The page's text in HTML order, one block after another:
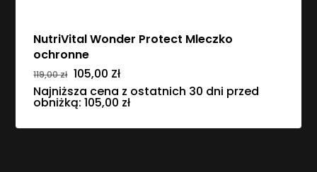
NutriVital Wonder Protect Mleczko
ochronne
119,00zł Pierwotna
cena
wynosiła:
119,00 zł.
105,00 ZłAktualna
cena
wynosi:
105,00 zł.
Najniższa cena z ostatnich 30 dni przed
obniżką:105,00 zł